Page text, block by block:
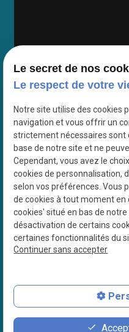
Le secret de nos
Le respect de votre
Notre site utilise des cookies
navigation et vous offrir un
strictement nécessaires
base de notre site et ne
Cependant, vous avez le
cookies de personnalisation,
selon vos préférences. Vous
de cookies à tout moment en
cookies' situé en bas de
désactivation de certains
certaines fonctionnalités du
Continuer sans accepter